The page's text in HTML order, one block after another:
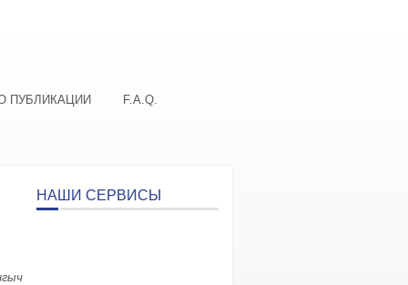
ПУБЛИКАЦИИ F.A.Q.
НАШИ СЕРВИСЫ